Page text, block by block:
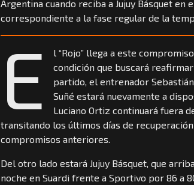
Argentina cuando reciba a Jujuy Básquet en
correspondiente a la fase regular de la
E
l “Rojo” llega a este
condición que buscará
partido, el entrenador
Suñé estará nuevamente a
Luciano Ortiz continuará fuera
transitando los últimos días de
compromisos anteriores.
Del otro lado estará Jujuy Básquet, que
noche en Suardi frente a Sportivo por 86 a